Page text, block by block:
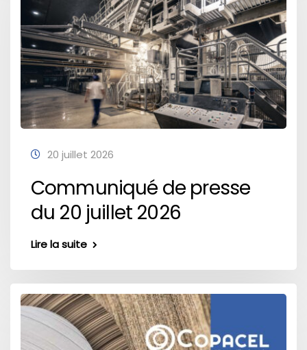
20 juillet 2026
Communiqué de presse
du 20 juillet 2026
Lire la suite